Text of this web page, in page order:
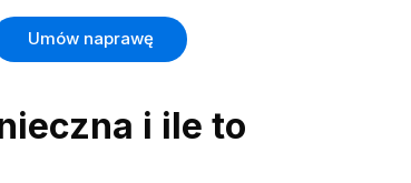
Umów naprawę
i ile to